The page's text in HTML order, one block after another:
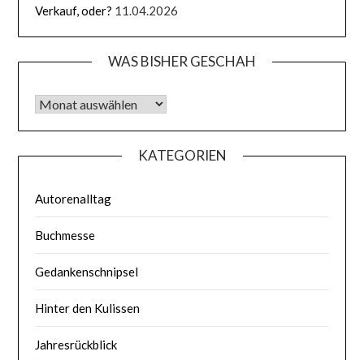
Verkauf, oder? 11.04.2026
WAS BISHER GESCHAH
Was bisher geschah
KATEGORIEN
Autorenalltag
Buchmesse
Gedankenschnipsel
Hinter den Kulissen
Jahresrückblick